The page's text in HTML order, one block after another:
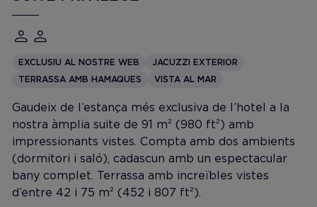
EXCLUSIU AL NOSTRE WEB
JACUZZI EXTERIOR
TERRASSA AMB HAMAQUES
VISTA AL MAR
Gaudeix de l’estança més exclusiva de l’hotel a la
nostra àmplia suite de 91 m² (980 ft²) amb
impressionants vistes. Compta amb dos ambients
(dormitori i saló), cadascun amb un espectacular
bany complet. Terrassa amb increïbles vistes
d’entre 42 i 75 m² (452 i 807 ft²).